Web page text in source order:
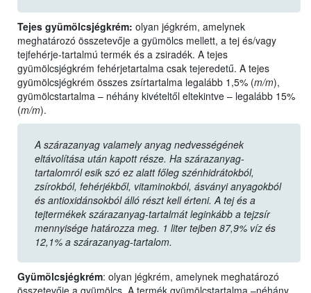
Tejes gyümölcsjégkrém: olyan jégkrém, amelynek
meghatározó összetevője a gyümölcs mellett, a tej és/vagy
tejfehérje-tartalmú termék és a zsiradék. A tejes
gyümölcsjégkrém fehérjetartalma csak tejeredetű. A tejes
gyümölcsjégkrém összes zsírtartalma legalább 1,5% (m/m),
gyümölcstartalma – néhány kivételtől eltekintve – legalább 15%
(m/m).
A szárazanyag valamely anyag nedvességének
eltávolítása után kapott része. Ha szárazanyag-
tartalomról esik szó ez alatt főleg szénhidrátokból,
zsírokból, fehérjékből, vitaminokból, ásványi anyagokból
és antioxidánsokból álló részt kell érteni. A tej és a
tejtermékek szárazanyag-tartalmát leginkább a tejzsír
mennyisége határozza meg. 1 liter tejben 87,9% víz és
12,1% a szárazanyag-tartalom.
Gyümölcsjégkrém: olyan jégkrém, amelynek meghatározó